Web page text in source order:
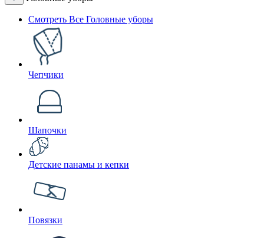
Смотреть Все Головные уборы
Чепчики
Шапочки
Детские панамы и кепки
Повязки